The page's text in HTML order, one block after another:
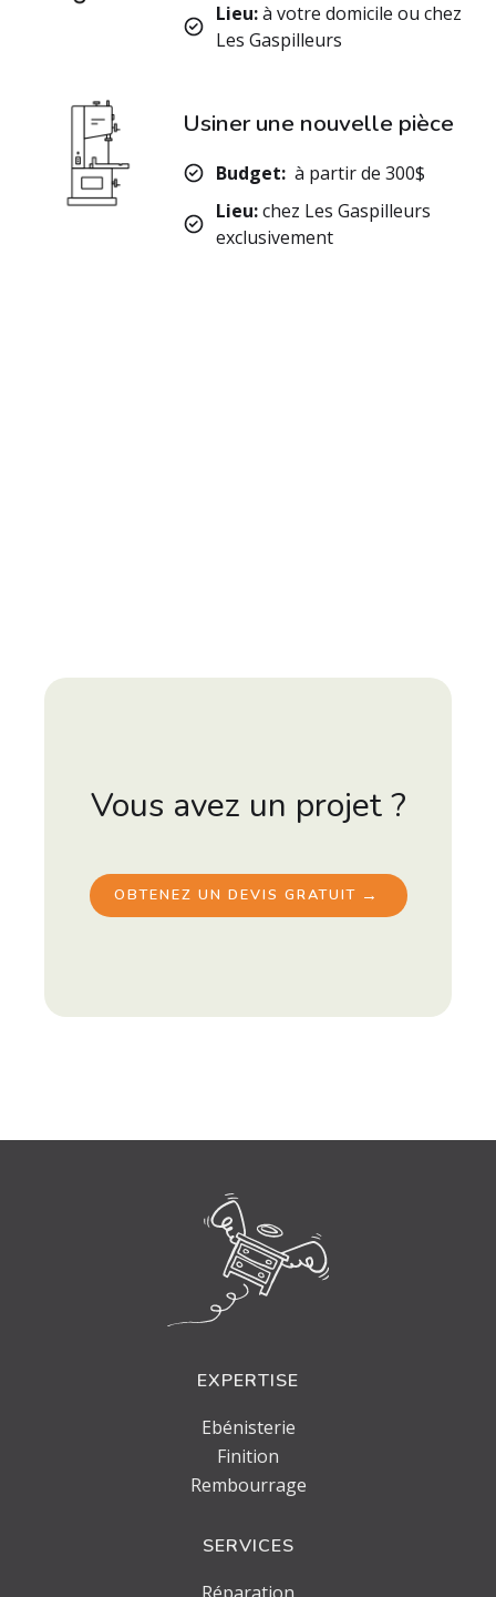
Lieu:à votre domicile ou chez
Les Gaspilleurs
Usiner une nouvelle pièce
Budget: à partir de 300$
Lieu:chez Les Gaspilleurs
exclusivement
Vous avez un projet ?
OBTENEZ UN DEVIS GRATUIT →
EXPERTISE
Ebénisterie
Finition
Rembourrage
SERVICES